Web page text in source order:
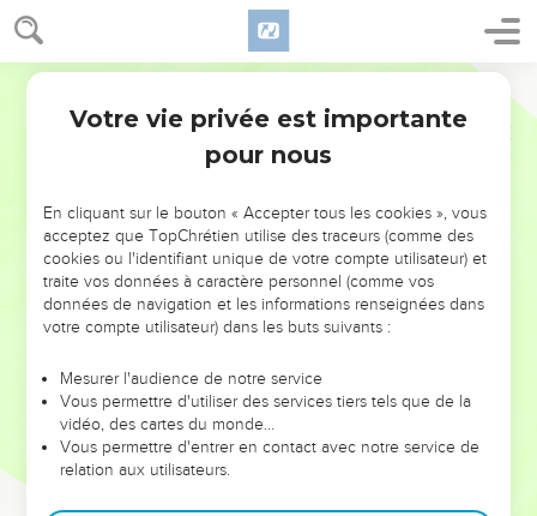
NE MANQUEZ PAS L’ÉVÉNEMENT
DE L’ANNÉE !
ET SI LEURS ERREURS POUVAIENT VOUS ÉVITER LES
VOTRES ?
leur foi ou leur vision. Mais on voit moins les doutes, les erreurs
et les saisons difficiles qu'ils ont traversés, alors même que ce
sont elles qui les ont façonnés.
Dans cette conférence, leaders, entrepreneurs, et responsables
Votre vie privée est importante
pour nous
En cliquant sur le bouton « Accepter tous les cookies », vous
acceptez que TopChrétien utilise des traceurs (comme des
cookies ou l'identifiant unique de votre compte utilisateur) et
traite vos données à caractère personnel (comme vos
données de navigation et les informations renseignées dans
votre compte utilisateur) dans les buts suivants :
Mesurer l'audience de notre service
Vous permettre d'utiliser des services tiers tels que de la
vidéo, des cartes du monde…
Vous permettre d'entrer en contact avec notre service de
relation aux utilisateurs.